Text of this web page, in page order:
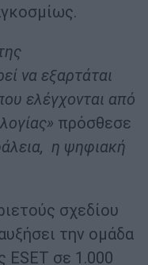
να εξαρτάται
ελέγχονται από
πρόσθεσε
η ψηφιακή
σχεδίου
την ομάδα
ESET σε 1.000